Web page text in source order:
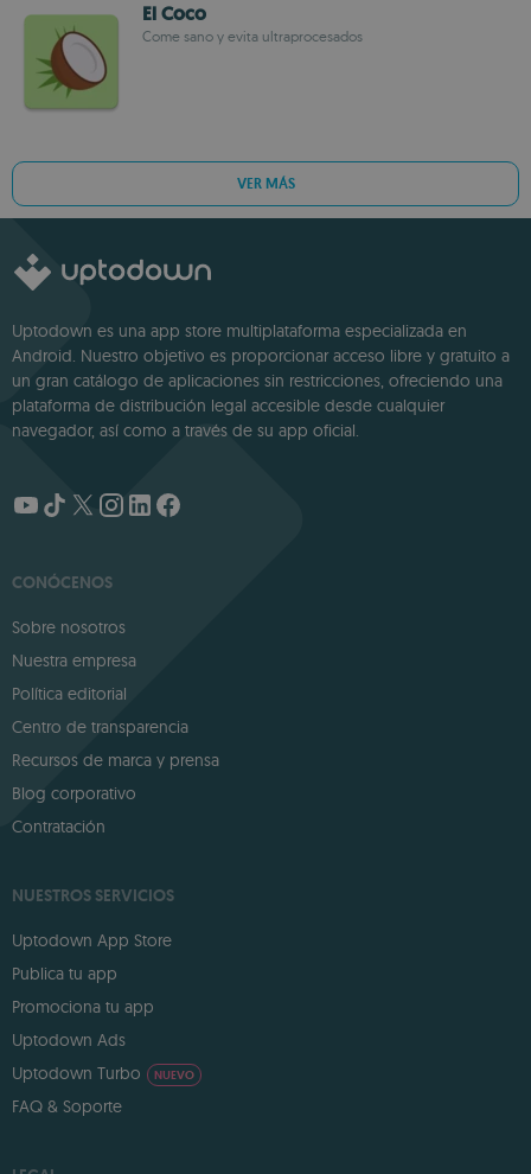
El Coco
Come sano y evita ultraprocesados
VER MÁS
Uptodown es una app store multiplataforma especializada en
Android. Nuestro objetivo es proporcionar acceso libre y gratuito a
un gran catálogo de aplicaciones sin restricciones, ofreciendo una
plataforma de distribución legal accesible desde cualquier
navegador, así como a través de su app oficial.
CONÓCENOS
Sobre nosotros
Nuestra empresa
Política editorial
Centro de transparencia
Recursos de marca y prensa
Blog corporativo
Contratación
NUESTROS SERVICIOS
Uptodown App Store
Publica tu app
Promociona tu app
Uptodown Ads
Uptodown Turbo
NUEVO
FAQ & Soporte